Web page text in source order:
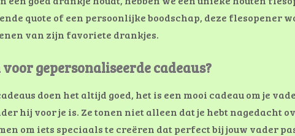
quote of een persoonlijke boodschap, deze flesopener
van zijn favoriete drankjes.
gepersonaliseerde cadeaus?
doen het altijd goed, het is een mooi cadeau om je
hij voor je is. Ze tonen niet alleen dat je hebt nagedacht
om iets speciaals te creëren dat perfect bij jouw vader